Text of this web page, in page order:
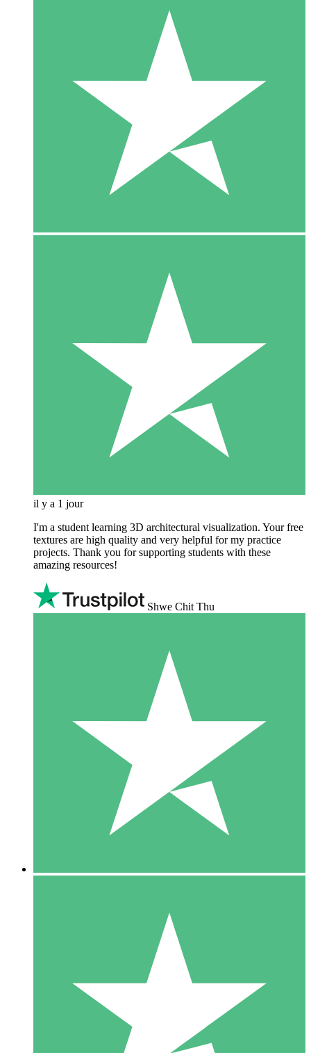
il y a 1 jour
I'm a student learning 3D architectural visualization. Your free
textures are high quality and very helpful for my practice
projects. Thank you for supporting students with these
amazing resources!
Shwe Chit Thu